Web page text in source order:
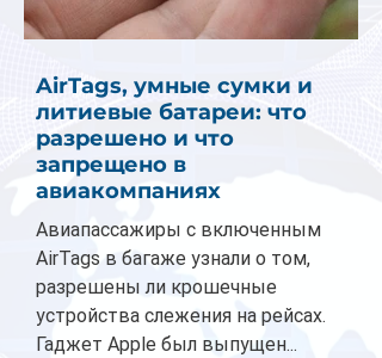
AirTags, умные сумки и
литиевые батареи: что
разрешено и что
запрещено в
авиакомпаниях
Авиапассажиры с включенным
AirTags в багаже узнали о том,
разрешены ли крошечные
устройства слежения на рейсах.
Гаджет Apple был выпущен...